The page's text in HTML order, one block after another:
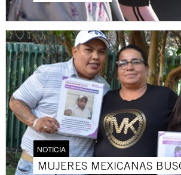
NOTICIA
MUJERES MEXICANAS